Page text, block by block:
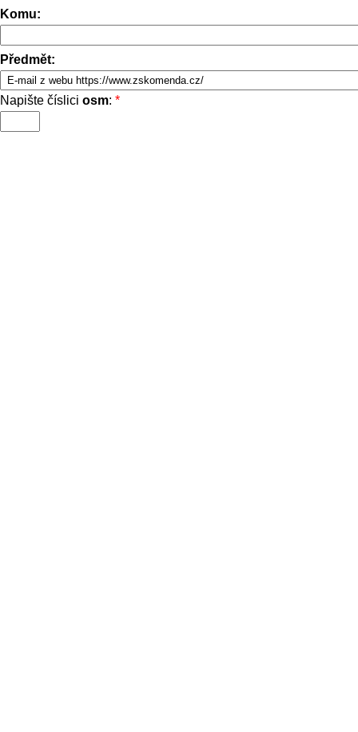
Komu:
Předmět:
Napište číslici osm: *